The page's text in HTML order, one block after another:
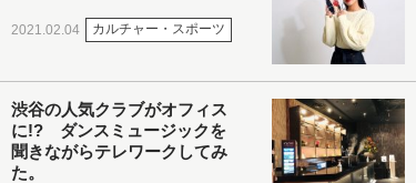
2021.02.04 カルチャー・スポーツ
渋谷の人気クラブがオフィス
に!? ダンスミュージックを
聞きながらテレワークしてみ
た。